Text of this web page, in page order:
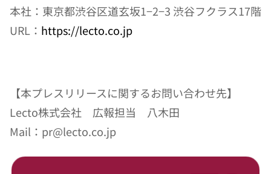
本社：東京都渋谷区道玄坂1−2−3 渋谷フクラス17階
URL： https://lecto.co.jp
【本プレスリリースに関するお問い合わせ先】
Lecto株式会社　広報担当　八木田
Mail：pr@lecto.co.jp